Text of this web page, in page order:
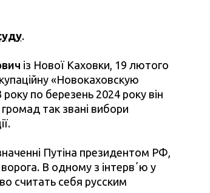
.
із Нової Каховки, 19 лютого
«Новокаховскую
по березень 2024 року він
громад так звані вибори
Путіна президентом РФ,
В одному з інтервʼю у
считать себя русским